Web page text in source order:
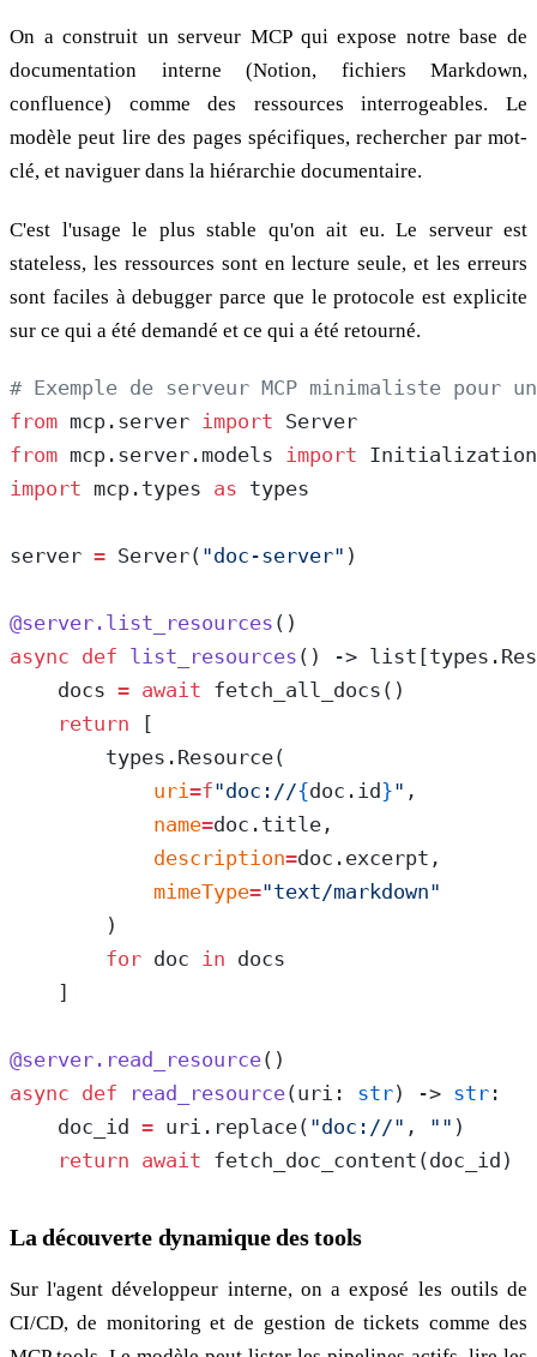
On a construit un serveur MCP qui expose notre base de
documentation interne (Notion, fichiers Markdown,
confluence) comme des ressources interrogeables. Le
modèle peut lire des pages spécifiques, rechercher par mot-
clé, et naviguer dans la hiérarchie documentaire.
C'est l'usage le plus stable qu'on ait eu. Le serveur est
stateless, les ressources sont en lecture seule, et les erreurs
sont faciles à debugger parce que le protocole est explicite
sur ce qui a été demandé et ce qui a été retourné.
# Exemple de serveur MCP minimaliste pour
from mcp.server import Server
from mcp.server.models import
import mcp.types as types
server = Server( "doc-server" )
@server.list_resources ()
async def list_resources () ->
    docs
= await fetch_all_docs()
    return
        types.Resource(
            uri
=f"doc://{ doc.id }" ,
            name
=doc.title,
            description
=doc.excerpt,
            mimeType
="text/markdown"
        )
        for
doc in docs
@server.read_resource()
async def read_resource(uri: str) -> str :
    doc_id
= uri.replace( "doc://" , "" )
    return
await fetch_doc_content(doc_id)
La découverte dynamique des tools
Sur l'agent développeur interne, on a exposé les outils de
CI/CD, de monitoring et de gestion de tickets comme des